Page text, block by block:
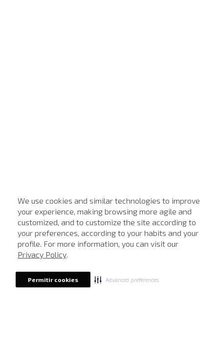
We use cookies and similar technologies to improve
your experience, making browsing more agile and
customized, and to customize the site according to
your preferences, according to your habits and your
profile. For more information, you can visit our
Privacy Policy.
Permitir cookies Advanced preferences